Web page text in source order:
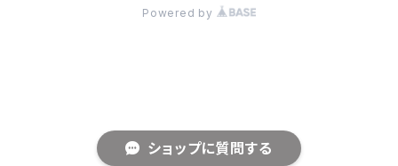
ショップに質問する
Powered by